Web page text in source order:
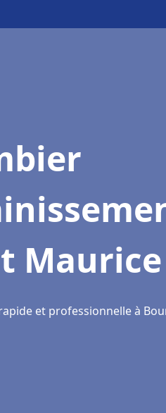
Maurice
et professionnelle à